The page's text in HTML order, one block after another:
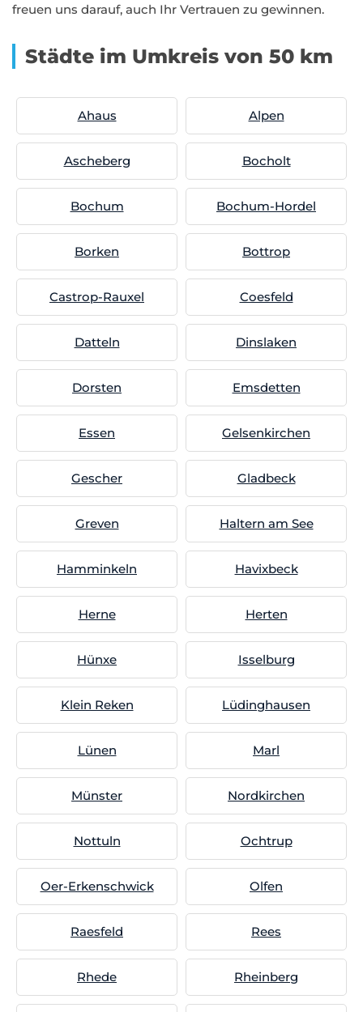
freuen uns darauf, auch Ihr Vertrauen zu gewinnen.
Städte im Umkreis von 50 km
Ahaus Alpen
Ascheberg Bocholt
Bochum Bochum-Hordel
Borken Bottrop
Castrop-Rauxel Coesfeld
Datteln Dinslaken
Dorsten Emsdetten
Essen Gelsenkirchen
Gescher Gladbeck
Greven Haltern am See
Hamminkeln Havixbeck
Herne Herten
Hünxe Isselburg
Klein Reken Lüdinghausen
Lünen Marl
Münster Nordkirchen
Nottuln Ochtrup
Oer-Erkenschwick Olfen
Raesfeld Rees
Rhede Rheinberg